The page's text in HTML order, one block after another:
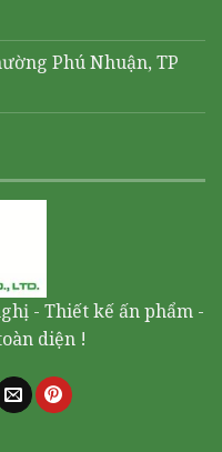
Phú Nhuận, TP
- Thiết kế ấn phẩm -
diện !